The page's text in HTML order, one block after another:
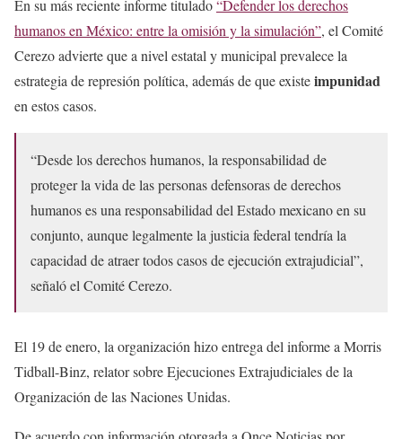
En su más reciente informe titulado“Defender los derechos
humanos en México: entre la omisión y la simulación”, el Comité
Cerezo advierte que a nivel estatal y municipal prevalece la
estrategia de represión política, además de que existeimpunidad
en estos casos.
“Desde los derechos humanos, la responsabilidad de
proteger la vida de las personas defensoras de derechos
humanos es una responsabilidad del Estado mexicano en su
conjunto, aunque legalmente la justicia federal tendría la
capacidad de atraer todos casos de ejecución extrajudicial”,
señaló el Comité Cerezo.
El 19 de enero, la organización hizo entrega del informe a Morris
Tidball-Binz, relator sobre Ejecuciones Extrajudiciales de la
Organización de las Naciones Unidas.